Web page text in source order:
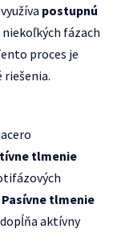
postupnú
fázach
proces je
tlmenie
Pasívne tlmenie
aktívny